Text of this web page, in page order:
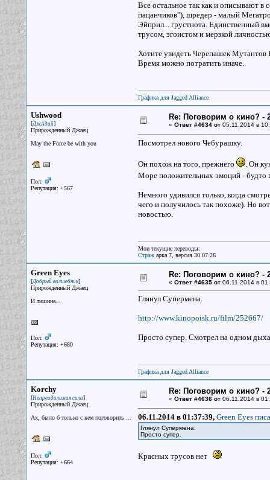
Все остальное так как и описывают в
пацанчиков"), шредер - малый
Эйприл... грустнота. Единственный
трусом, эгоистом и мерзкой
Хотите увидеть Черепашек Мутантов
Время можно потратить иначе.
Графика для Jagged Alliance
Ushwood
[ДжАдай]
Прирожденный Джаец
May the Force be with you
Пол:
Репутация: +567
Re: Поговорим о кино? -
« Ответ #4634 от05.11.2014 в
Посмотрел нового Чебурашку.
Он похож на того, прежнего
. Он
Море положительных эмоций - будто
Немного удивился только, когда
чего и получилось так похоже). Но
новостью.
Мои текущие переводы:
Стражарка 7, версия 30.07.26
Green Eyes
[Добрый волшебник]
Прирожденный Джаец
И тишина...
Пол:
Репутация: +680
Re: Поговорим о кино? -
« Ответ #4635 от06.11.2014 в
Глянул Супермена.
http://www.kinopoisk.ru/film/252667/
Просто супер. Смотрел на одном
Графика для Jagged Alliance
Korchy
[Непреодолимая сила]
Прирожденный Джаец
Ах, было б только с кем поговорить ...
Пол:
Репутация: +664
Re: Поговорим о кино? -
« Ответ #4636 от06.11.2014 в
06.11.2014 в 01:37:39, Green Eyes
Глянул Супермена.
Просто супер.
Красных трусов нет